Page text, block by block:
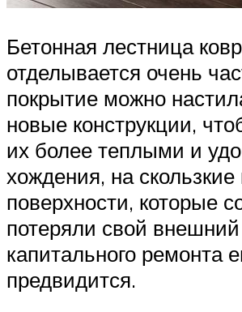
Бетонная лестница
отделывается очень
покрытие можно
новые конструкции,
их более теплыми и
хождения, на
поверхности, которые
потеряли свой
капитального ремонта
предвидится.